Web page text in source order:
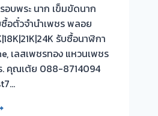
ง
นำ-
น
ง
ะเมิน
อบพระ นาก เข็มขัดนาก
อตั๋วจำนำเพชร พลอย
รับซื้อนาฬิกา
เลสเพชรทอง แหวนเพชร
. คุณเต้ย 088-8714094